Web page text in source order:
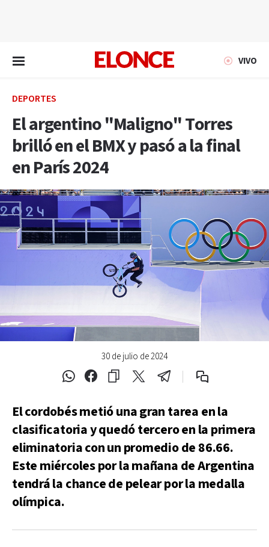
VIVO
DEPORTES
El argentino "Maligno" Torres
brilló en el BMX y pasó a la final
en París 2024
30 de julio de 2024
El cordobés metió una gran tarea en la
clasificatoria y quedó tercero en la primera
eliminatoria con un promedio de 86.66.
Este miércoles por la mañana de Argentina
tendrá la chance de pelear por la medalla
olímpica.